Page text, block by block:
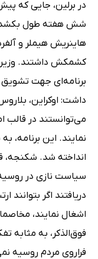
در برلین، جایی که
شش هفته طول بکشد،
هاینریش هیملر و
کشمکش داشتند. وزیر
برنامه‌ای جهت
داشت: اوکراین،
می‌توانستند در قالب
نمایند. این برنامه،
انداخته ‌شد. شکنجه،
سیاست نازی در
دریافتند اگر
اشغال نمایند،
فوق‌الذکر، به مثابه
فراروی مردم روسیه